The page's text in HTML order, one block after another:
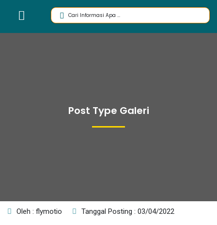
Post Type Galeri
Oleh : flymotio Tanggal Posting : 03/04/2022